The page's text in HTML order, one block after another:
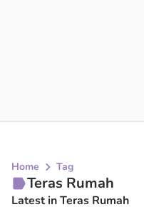
Home Tag
Teras Rumah
Latest in Teras Rumah